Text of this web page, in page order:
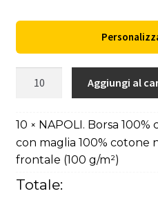
cotone
(120
g/m²)
con
Aggiungi al
10 × NAPOLI. Borsa 100%
con maglia 100% cotone
frontale (100 g/m²)
Totale: